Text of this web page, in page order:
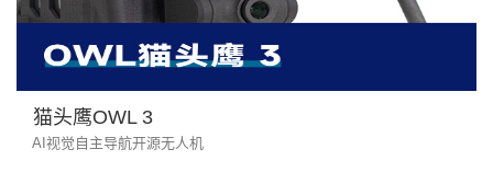
猫头鹰OWL 3
AI视觉自主导航开源无人机